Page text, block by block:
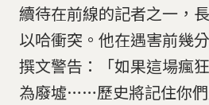
續待在前線的記者之一，
以哈衝突。他在遇害前幾
撰文警告：「如果這場瘋
為廢墟……歷史將記住你